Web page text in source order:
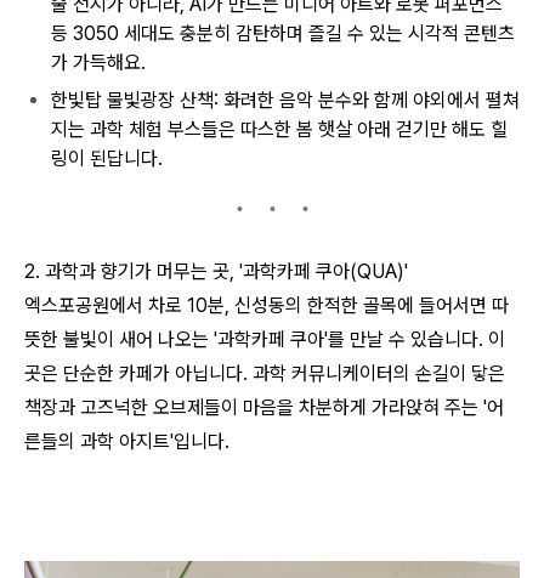
등 3050 세대도 충분히 감탄하며 즐길 수 있는 시각적 콘텐츠
가 가득해요.
한빛탑 물빛광장 산책: 화려한 음악 분수와 함께 야외에서 펼쳐
지는 과학 체험 부스들은 따스한 봄 햇살 아래 걷기만 해도 힐
링이 된답니다.
2. 과학과 향기가 머무는 곳, '과학카페 쿠아(QUA)'
엑스포공원에서 차로 10분, 신성동의 한적한 골목에 들어서면 따
뜻한 불빛이 새어 나오는 '과학카페 쿠아'를 만날 수 있습니다. 이
곳은 단순한 카페가 아닙니다. 과학 커뮤니케이터의 손길이 닿은
책장과 고즈넉한 오브제들이 마음을 차분하게 가라앉혀 주는 '어
른들의 과학 아지트'입니다.